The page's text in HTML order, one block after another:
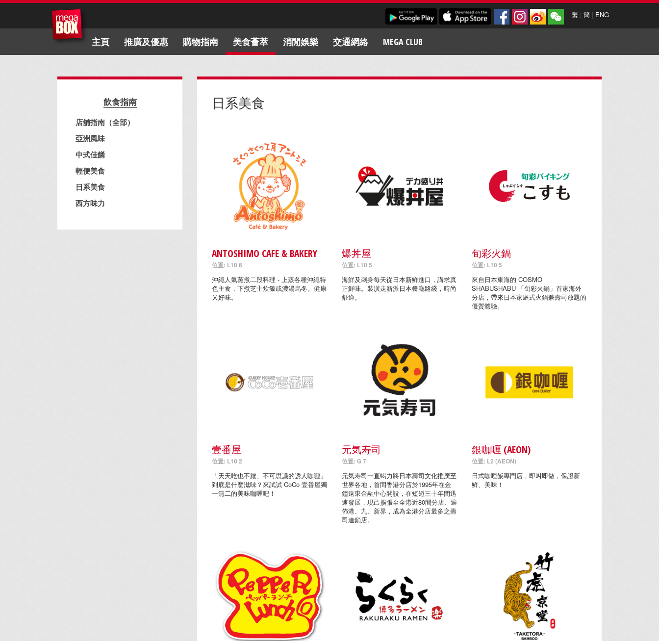
繁 | 簡 | ENG
主頁 推廣及優惠 購物指南 美食薈萃 消閒娛樂 交通網絡 MEGA CLUB
飲食指南
店舖指南（全部）
亞洲風味
中式佳餚
輕便美食
日系美食
西方味力
日系美食
ANTOSHIMO CAFE & BAKERY
位置: L10 6
沖繩人氣蒸煮二段料理 - 上蒸各種沖繩特
色主食，下煮芝士炊飯或濃湯烏冬。健康
又好味。
爆丼屋
位置: L10 5
海鮮及刺身每天從日本新鮮進口，講求真
正鮮味。裝潢走新派日本餐廳路綫，時尚
舒適。
旬彩火鍋
位置: L10 5
來自日本東海的 COSMO
SHABUSHABU 「旬彩火鍋」首家海外
分店，帶來日本家庭式火鍋兼壽司放題的
優質體驗。
壹番屋
位置: L10 2
「天天吃也不厭、不可思議的誘人咖喱」
到底是什麼滋味？來試試 CoCo 壹番屋獨
一無二的美味咖喱吧！
元気寿司
位置: G 7
元気寿司一直竭力將日本壽司文化推廣至
世界各地，首間香港分店於1995年在金
鐘遠東金融中心開設，在短短三十年間迅
速發展，現己擴張至全港近80間分店、遍
佈港、九、新界，成為全港分店最多之壽
司連鎖店。
銀咖喱 (AEON)
位置: L2 (AEON)
日式咖哩飯專門店，即叫即做，保證新
鮮、美味！